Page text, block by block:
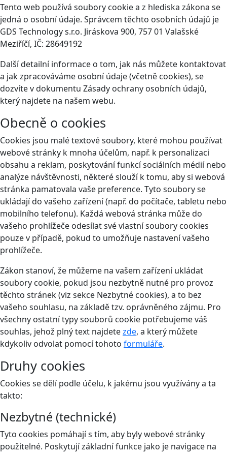
Tento web používá soubory cookie a z hlediska zákona se
jedná o osobní údaje. Správcem těchto osobních údajů je
GDS Technology s.r.o. Jiráskova 900, 757 01 Valašské
Meziříčí, IČ: 28649192
Další detailní informace o tom, jak nás můžete kontaktovat
a jak zpracováváme osobní údaje (včetně cookies), se
dozvíte v dokumentu Zásady ochrany osobních údajů,
který najdete na našem webu.
Obecně o cookies
Cookies jsou malé textové soubory, které mohou používat
webové stránky k mnoha účelům, např. k personalizaci
obsahu a reklam, poskytování funkcí sociálních médií nebo
analýze návštěvnosti, některé slouží k tomu, aby si webová
stránka pamatovala vaše preference. Tyto soubory se
ukládají do vašeho zařízení (např. do počítače, tabletu nebo
mobilního telefonu). Každá webová stránka může do
vašeho prohlížeče odesílat své vlastní soubory cookies
pouze v případě, pokud to umožňuje nastavení vašeho
prohlížeče.
Zákon stanoví, že můžeme na vašem zařízení ukládat
soubory cookie, pokud jsou nezbytně nutné pro provoz
těchto stránek (viz sekce Nezbytné cookies), a to bez
vašeho souhlasu, na základě tzv. oprávněného zájmu. Pro
všechny ostatní typy souborů cookie potřebujeme váš
souhlas, jehož plný text najdetezde, a který můžete
kdykoliv odvolat pomocí tohoto formuláře.
Druhy cookies
Cookies se dělí podle účelu, k jakému jsou využívány a ta
takto:
Nezbytné (technické)
Tyto cookies pomáhají s tím, aby byly webové stránky
použitelné. Poskytují základní funkce jako je navigace na